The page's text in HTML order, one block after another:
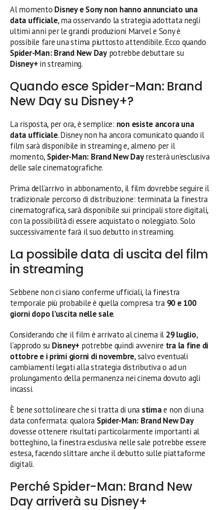
Al momento Disney e Sony non hanno annunciato una
data ufficiale, ma osservando la strategia adottata negli
ultimi anni per le grandi produzioni Marvel e Sony è
possibile fare una stima piuttosto attendibile. Ecco quando
Spider-Man: Brand New Daypotrebbe debuttare su
Disney+ in streaming.
Quando esce Spider-Man: Brand
New Day su Disney+?
La risposta, per ora, è semplice: non esiste ancora una
data ufficiale. Disney non ha ancora comunicato quando il
film sarà disponibile in streaming e, almeno per il
momento, Spider-Man: Brand New Dayresterà un’esclusiva
delle sale cinematografiche.
Prima dell’arrivo in abbonamento, il film dovrebbe seguire il
tradizionale percorso di distribuzione: terminata la finestra
cinematografica, sarà disponibile sui principali store digitali,
con la possibilità di essere acquistato o noleggiato. Solo
successivamente farà il suo debutto in streaming.
La possibile data di uscita del film
in streaming
Sebbene non ci siano conferme ufficiali, la finestra
temporale più probabile è quella compresa tra 90 e 100
giorni dopo l’uscita nelle sale.
Considerando che il film è arrivato al cinema il 29 luglio,
l’approdo su Disney+ potrebbe quindi avvenire tra la fine di
ottobre e i primi giorni di novembre, salvo eventuali
cambiamenti legati alla strategia distributiva o ad un
prolungamento della permanenza nei cinema dovuto agli
incassi.
È bene sottolineare che si tratta di una stimae non di una
data confermata: qualora Spider-Man: Brand New Day
dovesse ottenere risultati particolarmente importanti al
botteghino, la finestra esclusiva nelle sale potrebbe essere
estesa, facendo slittare anche il debutto sulle piattaforme
digitali.
Perché Spider-Man: Brand New
Day arriverà su Disney+